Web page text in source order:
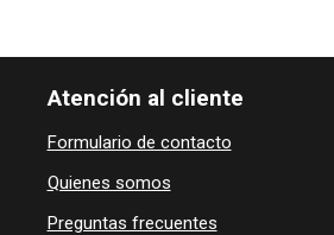
Atención al cliente
Formulario de contacto
Quienes ​som​​​os
Preguntas frecuentes